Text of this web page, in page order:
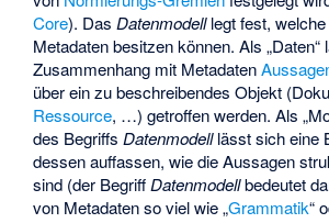
Core). DasDatenmodelllegt fest,
Metadaten besitzen können. Als
Zusammenhang mit Metadaten
über ein zu beschreibendes Objekt
Ressource, …) getroffen werden. Als
des BegriffsDatenmodelllässt sich eine
dessen auffassen, wie die Aussagen
sind (der BegriffDatenmodellbedeutet
von Metadaten so viel wie „Grammatik“